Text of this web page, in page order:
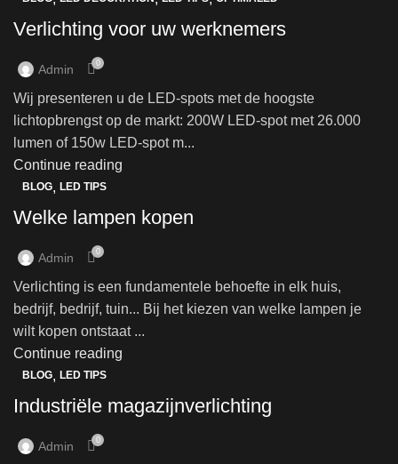
Verlichting voor uw werknemers
Admin 0
Wij presenteren u de LED-spots met de hoogste
lichtopbrengst op de markt: 200W LED-spot met 26.000
lumen of 150w LED-spot m...
Continue reading
BLOG, LED TIPS
Welke lampen kopen
Admin 0
Verlichting is een fundamentele behoefte in elk huis,
bedrijf, bedrijf, tuin... Bij het kiezen van welke lampen je
wilt kopen ontstaat ...
Continue reading
BLOG, LED TIPS
Industriële magazijnverlichting
Admin 0